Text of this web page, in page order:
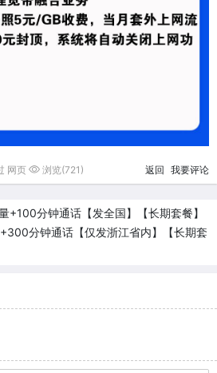
网页 浏览(721) 返回 我要评论
+100分钟通话【发全国】【长期套餐】
分钟通话【仅发浙江省内】【长期套